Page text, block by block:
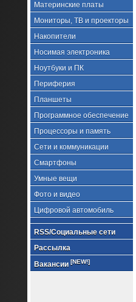
Материнские платы
Мониторы, ТВ и проекторы
Накопители
Носимая электроника
Ноутбуки и ПК
Периферия
Планшеты
Программное обеспечение
Процессоры и память
Сети и коммуникации
Смартфоны
Умные вещи
Фото и видео
Цифровой автомобиль
RSS/Социальные сети
Рассылка
Вакансии [NEW!]